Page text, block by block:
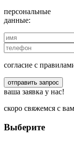
персональные
данные:
согласие с
отправить запрос
ваша заявка у нас!
скоро свяжемся с
Выберите